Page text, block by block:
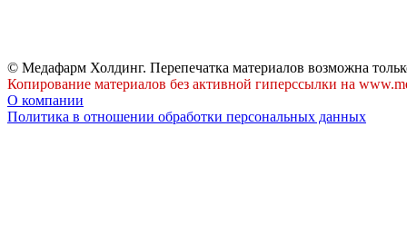
© Медафарм Холдинг. Перепечатка материалов возможна
Копирование материалов без активной гиперссылки на
О компании
Политика в отношении обработки персональных данных